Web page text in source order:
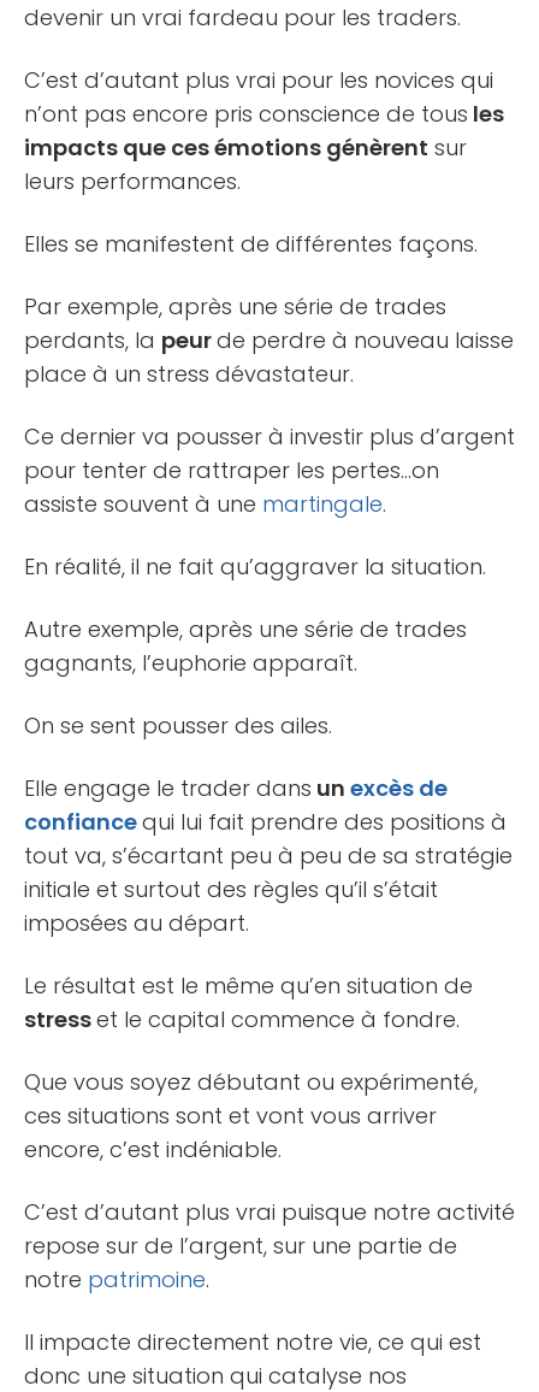
devenir un vrai fardeau pour les traders.
C’est d’autant plus vrai pour les novices qui
n’ont pas encore pris conscience de tous les
impacts que ces émotions génèrent sur
leurs performances.
Elles se manifestent de différentes façons.
Par exemple, après une série de trades
perdants, la peurde perdre à nouveau laisse
place à un stress dévastateur.
Ce dernier va pousser à investir plus d’argent
pour tenter de rattraper les pertes…on
assiste souvent à une martingale.
En réalité, il ne fait qu’aggraver la situation.
Autre exemple, après une série de trades
gagnants, l’euphorie apparaît.
On se sent pousser des ailes.
Elle engage le trader dans un excès de
confiancequi lui fait prendre des positions à
tout va, s’écartant peu à peu de sa stratégie
initiale et surtout des règles qu’il s’était
imposées au départ.
Le résultat est le même qu’en situation de
stresset le capital commence à fondre.
Que vous soyez débutant ou expérimenté,
ces situations sont et vont vous arriver
encore, c’est indéniable.
C’est d’autant plus vrai puisque notre activité
repose sur de l’argent, sur une partie de
notre patrimoine.
Il impacte directement notre vie, ce qui est
donc une situation qui catalyse nos